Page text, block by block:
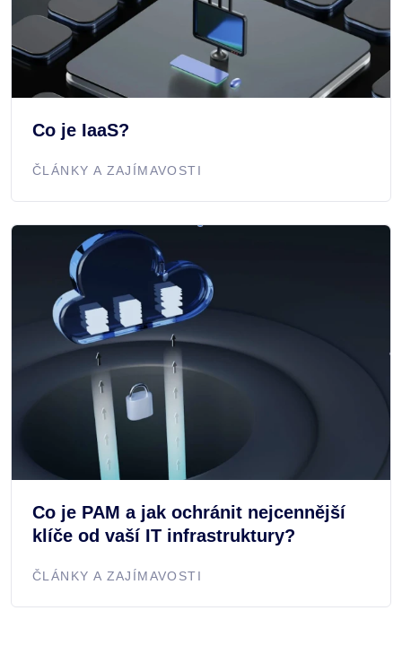
Co je IaaS?
ČLÁNKY A ZAJÍMAVOSTI
Co je PAM a jak ochránit nejcennější
klíče od vaší IT infrastruktury?
ČLÁNKY A ZAJÍMAVOSTI